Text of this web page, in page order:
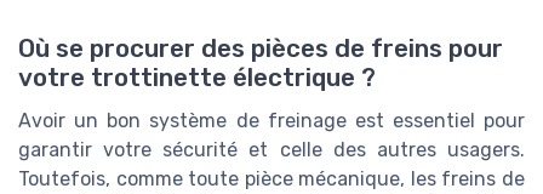
Où se procurer des pièces de freins pour
votre trottinette électrique ?
Avoir un bon système de freinage est essentiel pour
garantir votre sécurité et celle des autres usagers.
Toutefois, comme toute pièce mécanique, les freins de